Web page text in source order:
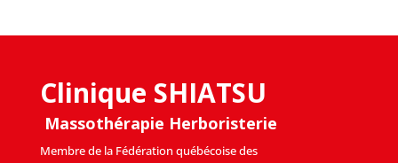
Clinique SHIATSU
Massothérapie Herboristerie
Membre de la Fédération québécoise des